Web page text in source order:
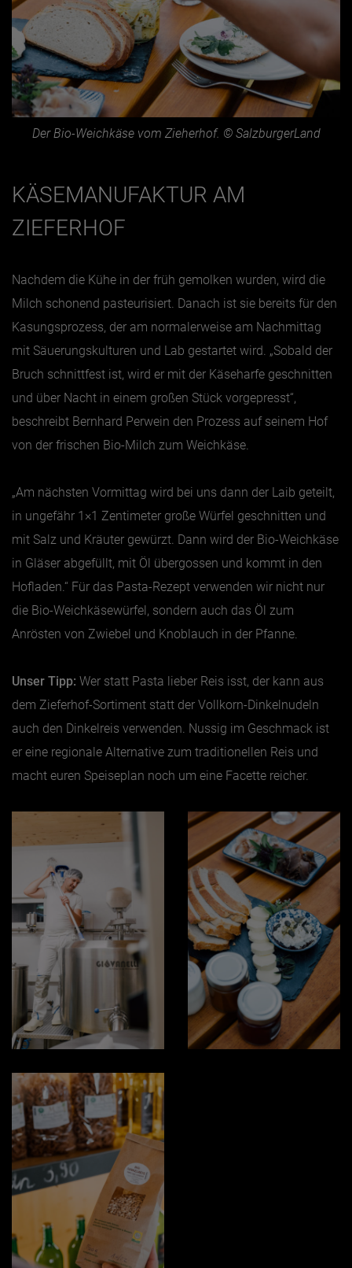
Der Bio-Weichkäse vom Zieherhof. © SalzburgerLand
KÄSEMANUFAKTUR AM
ZIEFERHOF
Nachdem die Kühe in der früh gemolken wurden, wird die
Milch schonend pasteurisiert. Danach ist sie bereits für den
Kasungsprozess, der am normalerweise am Nachmittag
mit Säuerungskulturen und Lab gestartet wird. „Sobald der
Bruch schnittfest ist, wird er mit der Käseharfe geschnitten
und über Nacht in einem großen Stück vorgepresst“,
beschreibt Bernhard Perwein den Prozess auf seinem Hof
von der frischen Bio-Milch zum Weichkäse.
„Am nächsten Vormittag wird bei uns dann der Laib geteilt,
in ungefähr 1×1 Zentimeter große Würfel geschnitten und
mit Salz und Kräuter gewürzt. Dann wird der Bio-Weichkäse
in Gläser abgefüllt, mit Öl übergossen und kommt in den
Hofladen.“ Für das Pasta-Rezept verwenden wir nicht nur
die Bio-Weichkäsewürfel, sondern auch das Öl zum
Anrösten von Zwiebel und Knoblauch in der Pfanne.
Unser Tipp: Wer statt Pasta lieber Reis isst, der kann aus
dem Zieferhof-Sortiment statt der Vollkorn-Dinkelnudeln
auch den Dinkelreis verwenden. Nussig im Geschmack ist
er eine regionale Alternative zum traditionellen Reis und
macht euren Speiseplan noch um eine Facette reicher.